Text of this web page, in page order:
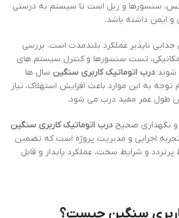
سنسورها و ریل است تا سیستم به درستی
و ایمن داشته باشد.
ناپذیر عملکرد بلندمدت است. بررسی
مکانیکی، تست سنسورها و کنترل سیستم های
شوند درب اتوماتیک کاربری سنگین سال ها
به این موارد باعث افزایش استهلاک، نیاز
طول عمر مفید درب می شود.
و نگهداری صحیح درب اتوماتیک کاربری سنگین
اجرایی و مدیریت پروژه است که تضمین
و شرایط سخت، عملکرد پایدار و قابل
سنگین چیست؟